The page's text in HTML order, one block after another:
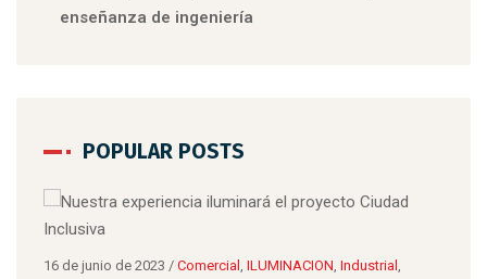
enseñanza de ingeniería
POPULAR POSTS
16 de junio de 2023 / Comercial , ILUMINACION, Industrial ,